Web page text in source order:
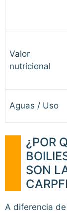
Valor
nutricional
Aguas / Uso
¿POR
SON
A diferencia